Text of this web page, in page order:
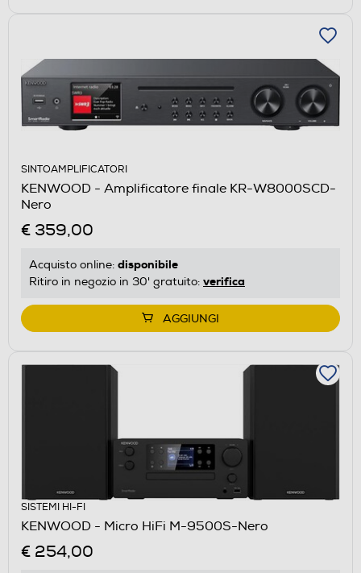
SINTOAMPLIFICATORI
KENWOOD - Amplificatore finale KR-W8000SCD-
Nero
€ 359,00
Acquisto online: disponibile
Ritiro in negozio in 30' gratuito: verifica
AGGIUNGI
SISTEMI HI-FI
KENWOOD - Micro HiFi M-9500S-Nero
€ 254,00